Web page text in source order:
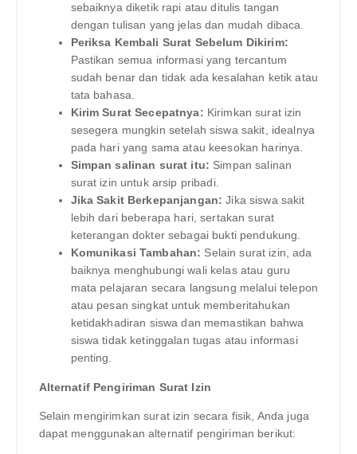
sebaiknya diketik rapi atau ditulis tangan
dengan tulisan yang jelas dan mudah dibaca.
Periksa Kembali Surat Sebelum Dikirim:
Pastikan semua informasi yang tercantum
sudah benar dan tidak ada kesalahan ketik atau
tata bahasa.
Kirim Surat Secepatnya: Kirimkan surat izin
sesegera mungkin setelah siswa sakit, idealnya
pada hari yang sama atau keesokan harinya.
Simpan salinan surat itu: Simpan salinan
surat izin untuk arsip pribadi.
Jika Sakit Berkepanjangan: Jika siswa sakit
lebih dari beberapa hari, sertakan surat
keterangan dokter sebagai bukti pendukung.
Komunikasi Tambahan: Selain surat izin, ada
baiknya menghubungi wali kelas atau guru
mata pelajaran secara langsung melalui telepon
atau pesan singkat untuk memberitahukan
ketidakhadiran siswa dan memastikan bahwa
siswa tidak ketinggalan tugas atau informasi
penting.
Alternatif Pengiriman Surat Izin
Selain mengirimkan surat izin secara fisik, Anda juga
dapat menggunakan alternatif pengiriman berikut: